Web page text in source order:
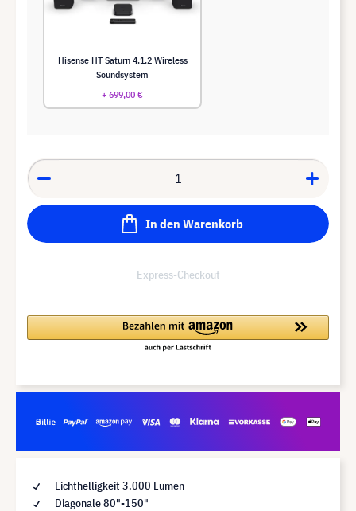
Hisense HT Saturn 4.1.2 Wireless
Soundsystem
+ 699,00 €
In den Warenkorb
Express-Checkout
Lichthelligkeit 3.000 Lumen
Diagonale 80"-150"